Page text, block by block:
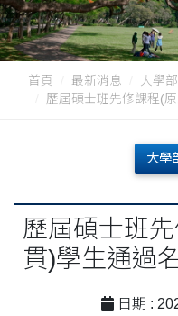
首頁 最新消息
大學部
歷屆碩士班先修課程(
大學
歷屆碩士班
貫)學生通過
日期 :